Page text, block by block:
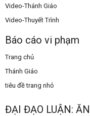
Video-Thánh Giáo
Video-Thuyết Trình
Báo cáo vi phạm
Trang chủ
Thánh Giáo
tiêu đề trang nhỏ
ĐẠI ĐẠO LUẬN: